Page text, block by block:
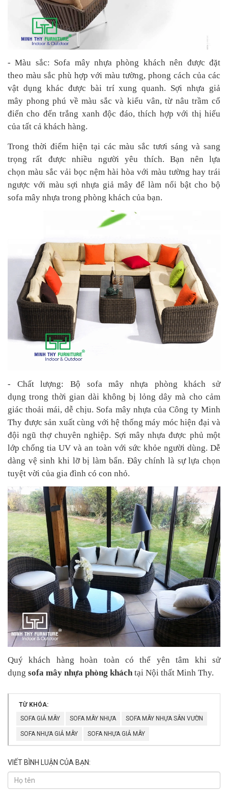
- Màu sắc: Sofa mây nhựa phòng khách nên được đặt
theo màu sắc phù hợp với màu tường, phong cách của các
vật dụng khác được bài trí xung quanh. Sợi nhựa giả
mây phong phú về màu sắc và kiểu vân, từ nâu trầm cổ
điển cho đến trắng xanh độc đáo, thích hợp với thị hiếu
của tất cả khách hàng.
Trong thời điểm hiện tại các màu sắc tươi sáng và sang
trọng rất được nhiều người yêu thích. Bạn nên lựa
chọn màu sắc vải bọc nệm hài hòa với màu tường hay trái
ngược với màu sợi nhựa giả mây để làm nổi bật cho bộ
sofa mây nhựa trong phòng khách của bạn.
- Chất lượng: Bộ sofa mây nhựa phòng khách sử
dụng trong thời gian dài không bị lỏng dây mà cho cảm
giác thoải mái, dễ chịu. Sofa mây nhựa của Công ty Minh
Thy được sản xuất cùng với hệ thống máy móc hiện đại và
đội ngũ thợ chuyên nghiệp. Sợi mây nhựa được phủ một
lớp chống tia UV và an toàn với sức khỏe người dùng. Dễ
dàng vệ sinh khi lỡ bị làm bẩn. Đây chính là sự lựa chọn
tuyệt vời của gia đình có con nhỏ.
Quý khách hàng hoàn toàn có thể yên tâm khi sử
dụng sofa mây nhựa phòng kháchtại Nội thất Minh Thy.
TỪ KHÓA:
SOFA GIẢ MÂY
SOFA MÂY NHỰA SOFA MÂY NHỰA SÂN VƯỜN
SOFA NHỰA GIẢ MÂY SOFA NHỰA GIẢ MÂY
VIẾT BÌNH LUẬN CỦA BẠN: